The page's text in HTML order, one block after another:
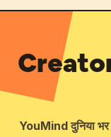
YouMind दुनिया भर